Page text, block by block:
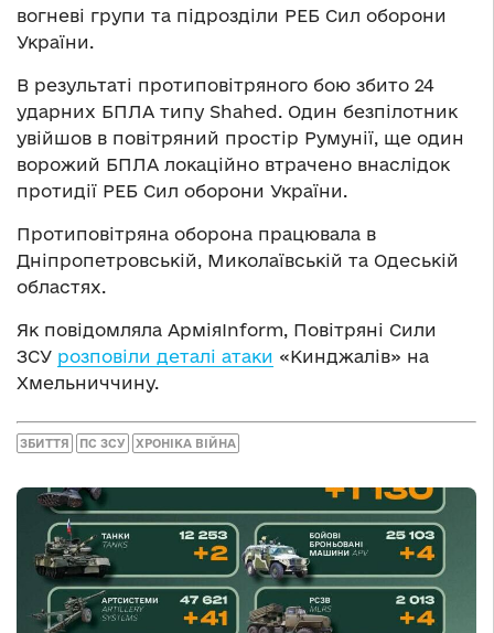
вогневі групи та підрозділи РЕБ Сил оборони
України.
В результаті протиповітряного бою збито 24
ударних БПЛА типу Shahed. Один безпілотник
увійшов в повітряний простір Румунії, ще один
ворожий БПЛА локаційно втрачено внаслідок
протидії РЕБ Сил оборони України.
Протиповітряна оборона працювала в
Дніпропетровській, Миколаївській та Одеській
областях.
Як повідомляла АрміяInform, Повітряні Сили
ЗСУ розповіли деталі атаки «Кинджалів» на
Хмельниччину.
ЗБИТТЯ ПС ЗСУ ХРОНІКА ВІЙНА